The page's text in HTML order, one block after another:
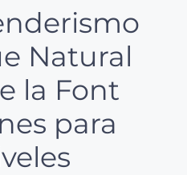
Natural
la Font
para